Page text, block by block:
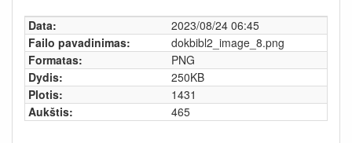
Data:
2023/08/24 06:45
Failo pavadinimas:
dokbibl2_image_8.png
Formatas:
PNG
Dydis:
250KB
Plotis:
1431
Aukštis:
465